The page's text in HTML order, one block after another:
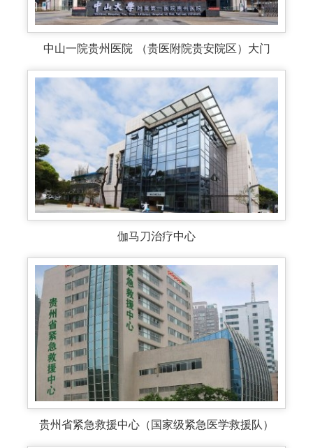
中山一院贵州医院 （贵医附院贵安院区）大门
伽马刀治疗中心
贵州省紧急救援中心（国家级紧急医学救援队）